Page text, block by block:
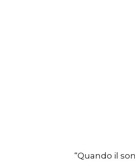
“Quando il